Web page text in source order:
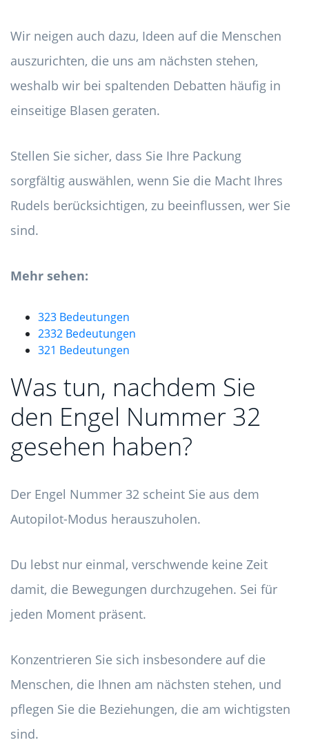
Wir neigen auch dazu, Ideen auf die Menschen
auszurichten, die uns am nächsten stehen,
weshalb wir bei spaltenden Debatten häufig in
einseitige Blasen geraten.
Stellen Sie sicher, dass Sie Ihre Packung
sorgfältig auswählen, wenn Sie die Macht Ihres
Rudels berücksichtigen, zu beeinflussen, wer Sie
sind.
Mehr sehen:
323 Bedeutungen
2332 Bedeutungen
321 Bedeutungen
Was tun, nachdem Sie
den Engel Nummer 32
gesehen haben?
Der Engel Nummer 32 scheint Sie aus dem
Autopilot-Modus herauszuholen.
Du lebst nur einmal, verschwende keine Zeit
damit, die Bewegungen durchzugehen. Sei für
jeden Moment präsent.
Konzentrieren Sie sich insbesondere auf die
Menschen, die Ihnen am nächsten stehen, und
pflegen Sie die Beziehungen, die am wichtigsten
sind.